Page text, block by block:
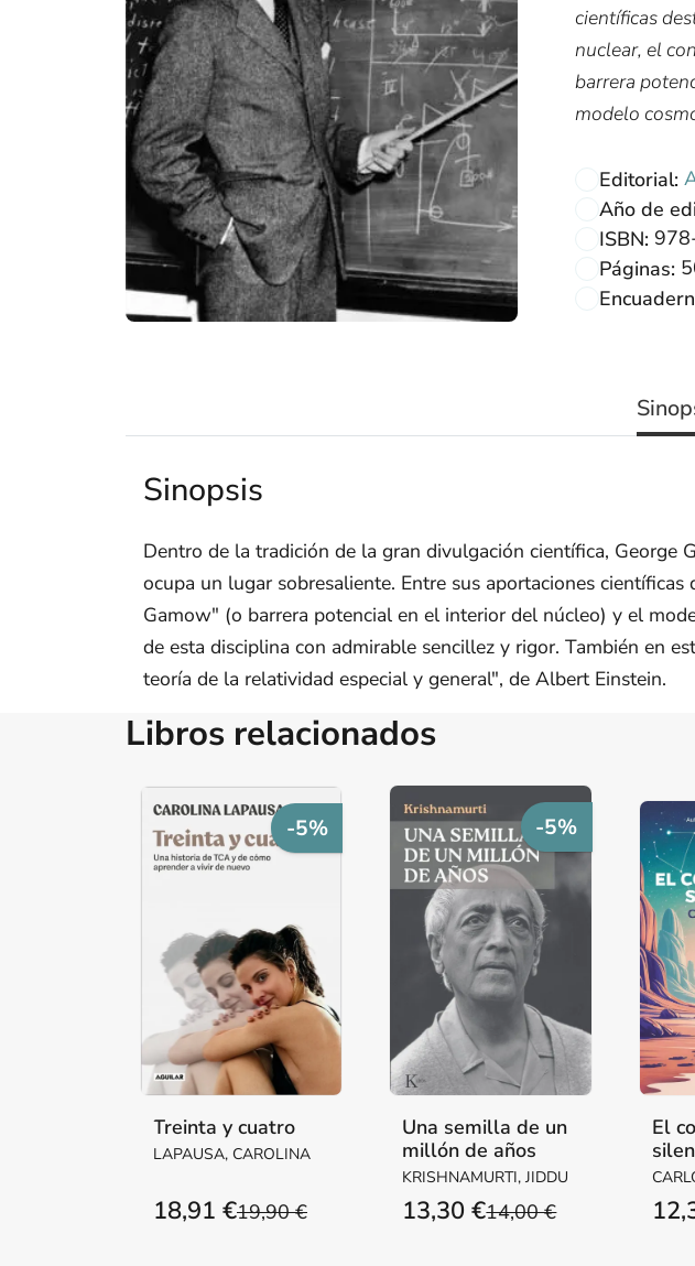
científicas
nuclear, el
barrera
modelo
Editorial:
Año de
ISBN:
Páginas:
Sinopsis
Dentro de la tradición de la gran divulgación científica,
ocupa un lugar sobresaliente. Entre sus aportaciones
Gamow" (o barrera potencial en el interior del núcleo) y el
de esta disciplina con admirable sencillez y rigor. También en
teoría de la relatividad especial y general", de Albert Einstein.
Libros relacionados
-5%
Treinta y cuatro
LAPAUSA, CAROLINA
19,90 €
18,91 €
-5%
Una semilla de un
millón de años
KRISHNAMURTI, JIDDU
14,00 €
13,30 €
El